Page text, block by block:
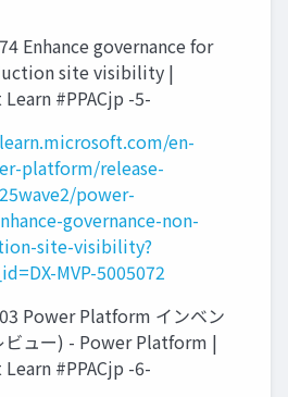
Enhance governance for
site visibility |
#PPACjp -5-
en-
platform/release-
power-
governance-non-
site-visibility?
MVP-5005072
Power Platform インベン
ビュー) - Power Platform |
#PPACjp -6-